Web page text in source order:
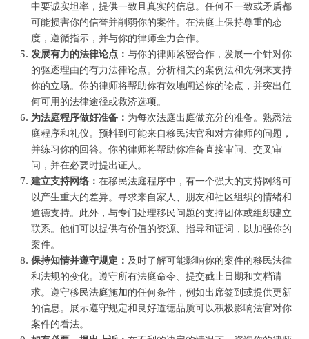
中要诚实坦率，提供一致且真实的信息。任何不一致或矛盾都
可能损害你的信誉并削弱你的案件。在法庭上保持尊重的态
度，遵循指示，并与你的律师全力合作。
发展有力的法律论点： 与你的律师紧密合作，发展一个针对你
的驱逐理由的有力法律论点。分析相关的案例法和先例来支持
你的立场。你的律师将帮助你有效地阐述你的论点，并突出任
何可用的法律途径或救济选项。
为法庭程序做好准备： 为每次法庭出庭做充分的准备。熟悉法
庭程序和礼仪。预料到可能来自移民法官和对方律师的问题，
并练习你的回答。你的律师将帮助你准备直接审问、交叉审
问，并在必要时提出证人。
建立支持网络： 在移民法庭程序中，有一个强大的支持网络可
以产生重大的差异。寻求来自家人、朋友和社区组织的情绪和
道德支持。此外，与专门处理移民问题的支持团体或组织建立
联系。他们可以提供有价值的资源、指导和证词，以加强你的
案件。
保持知情并遵守规定： 及时了解可能影响你的案件的移民法律
和法规的变化。遵守所有法庭命令、提交截止日期和文档请
求。遵守移民法庭施加的任何条件，例如出席签到或提供更新
的信息。展示遵守规定和良好道德品质可以积极影响法官对你
案件的看法。